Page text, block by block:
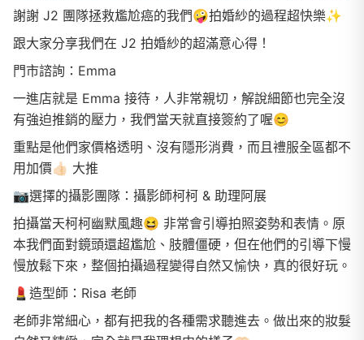
謝謝 J2 團隊拯救尷尬癌的我們🤪拍婚紗的過程超快樂✨
跟大家分享我們在 J2 拍婚紗的超滿意心得！
門市諮詢：Emma
一進店就是 Emma 接待，人非常親切，解說細節也完全沒
有強迫推銷的壓力，我們當天就直接簽約了喔😊
重點是他們家價格透明、沒有隱形消費，而且禮服全區都不
用加價👍🏻 大推
📷選擇的攝影團隊：攝影師柯柯 & 助理阿展
拍攝當天柯柯幽默風趣😆 非常會引導拍照姿勢和表情。原
本我們面對鏡頭還超尷尬、肢體僵硬，但在他們的引導下慢
慢放鬆下來，整個拍攝過程變得自然又愉快，真的很好玩。
💄造型師：Risa 老師
老師非常細心，都有把我的各種需求聽進去。做出來的妝髮